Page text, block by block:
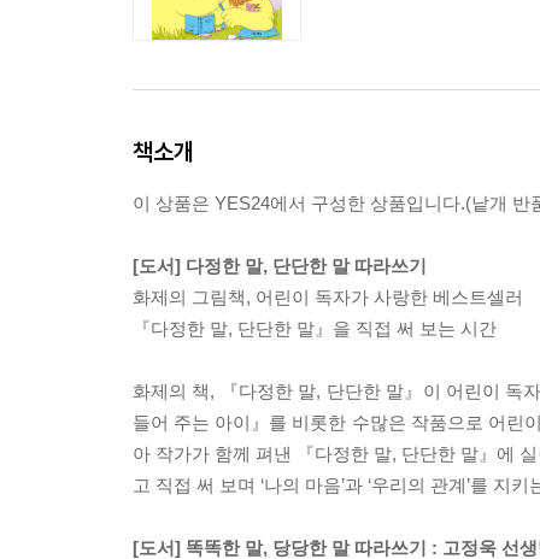
책소개
이 상품은 YES24에서 구성한 상품입니다.(낱개 반
[도서] 다정한 말, 단단한 말 따라쓰기
화제의 그림책, 어린이 독자가 사랑한 베스트셀러
『다정한 말, 단단한 말』을 직접 써 보는 시간
화제의 책, 『다정한 말, 단단한 말』이 어린이 독
들어 주는 아이』를 비롯한 수많은 작품으로 어린
아 작가가 함께 펴낸 『다정한 말, 단단한 말』에
고 직접 써 보며 ‘나의 마음’과 ‘우리의 관계’를 지
[도서] 똑똑한 말, 당당한 말 따라쓰기 : 고정욱 선